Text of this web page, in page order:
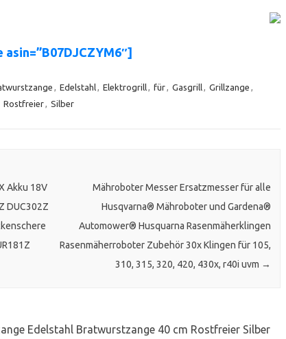
, Edelstahl, Elektrogrill, für, Gasgrill, Grillzange ,
Rostfreier, Silber
Akku 18V
DUC302Z
Mähroboter Messer Ersatzmesser für alle
Husqvarna® Mähroboter und Gardena®
Automower® Husquarna Rasenmäherklingen
Rasenmäherroboter Zubehör 30x Klingen für 105,
310, 315, 320, 420, 430x, r40i uvm →
Edelstahl Bratwurstzange 40 cm Rostfreier Silber